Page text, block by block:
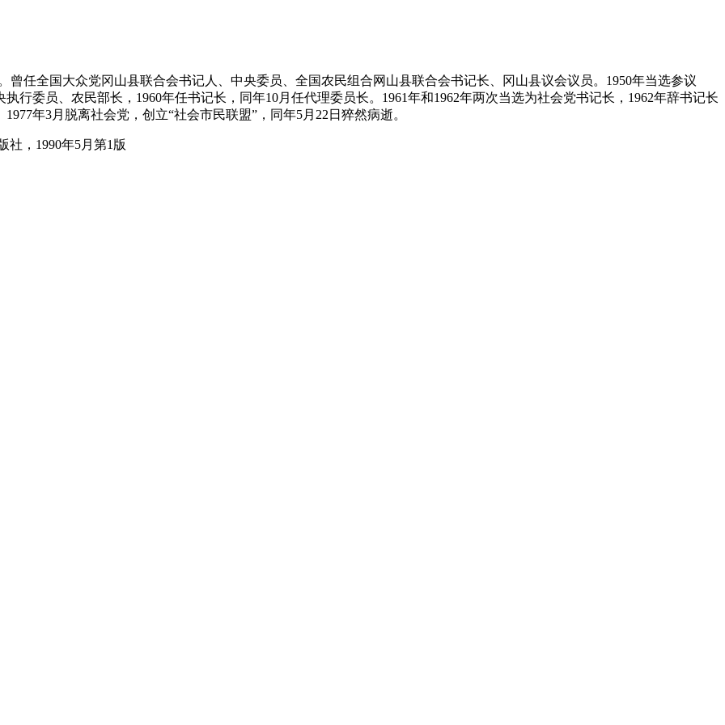
曾任全国大众党冈山县联合会书记人、中央委员、全国农民组合网山县联合会书记长、冈山县议会议员。1950年当选参议
行委员、农民部长，1960年任书记长，同年10月任代理委员长。1961年和1962年两次当选为社会党书记长，1962年辞书记长
年3月脱离社会党，创立“社会市民联盟”，同年5月22日猝然病逝。
社，1990年5月第1版